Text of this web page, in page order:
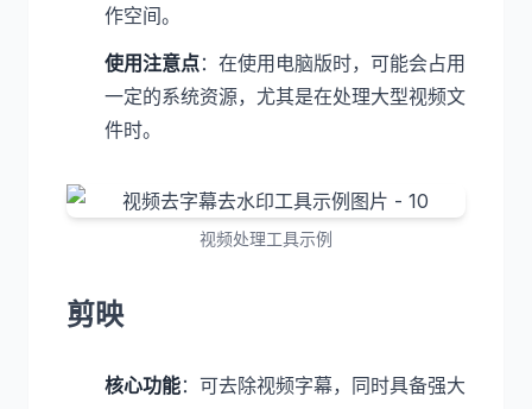
作空间。
使用注意点：在使用电脑版时，可能会占用
一定的系统资源，尤其是在处理大型视频文
件时。
视频处理工具示例
剪映
核心功能：可去除视频字幕，同时具备强大